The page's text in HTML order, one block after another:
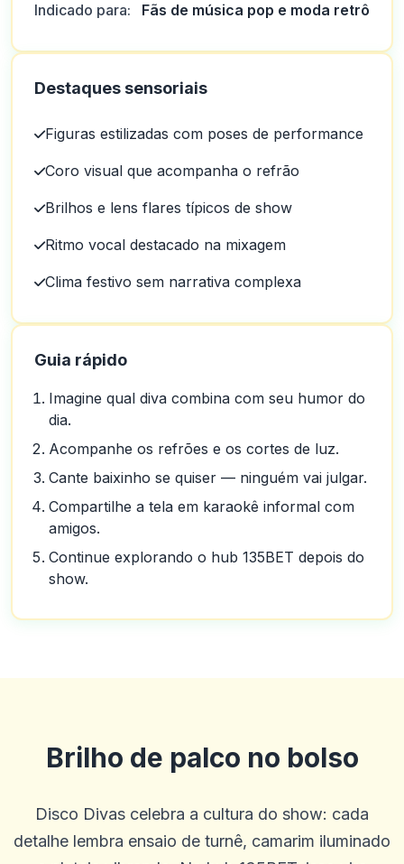
Indicado para: Fãs de música pop e moda retrô
Destaques sensoriais
Figuras estilizadas com poses de performance
Coro visual que acompanha o refrão
Brilhos e lens flares típicos de show
Ritmo vocal destacado na mixagem
Clima festivo sem narrativa complexa
Guia rápido
Imagine qual diva combina com seu humor do
dia.
Acompanhe os refrões e os cortes de luz.
Cante baixinho se quiser — ninguém vai julgar.
Compartilhe a tela em karaokê informal com
amigos.
Continue explorando o hub 135BET depois do
show.
Brilho de palco no bolso
Disco Divas celebra a cultura do show: cada
detalhe lembra ensaio de turnê, camarim iluminado
de cassino.
0
B
2025-10-15 07:14:11
uauoooo!!!